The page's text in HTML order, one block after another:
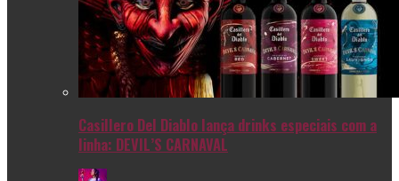
Casillero Del Diablo lança drinks especiais com a
linha: DEVIL’S CARNAVAL